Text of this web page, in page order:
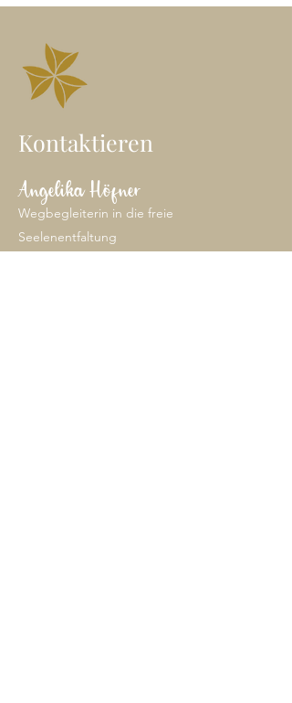
Kontaktieren
Angelika Höfner
Wegbegleiterin in die freie
Seelenentfaltung